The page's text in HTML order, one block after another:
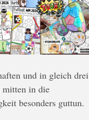
und in gleich drei
mitten in die
besonders guttun.